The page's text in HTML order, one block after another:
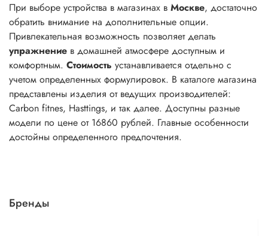
При выборе устройства в магазинах в Москве, достаточно
обратить внимание на дополнительные опции.
Привлекательная возможность позволяет делать
упражнение в домашней атмосфере доступным и
комфортным. Стоимость устанавливается отдельно с
учетом определенных формулировок. В каталоге магазина
представлены изделия от ведущих производителей:
Carbon fitnes, Hasttings, и так далее. Доступны разные
модели по цене от 16860 рублей. Главные особенности
достойны определенного предпочтения.
Бренды